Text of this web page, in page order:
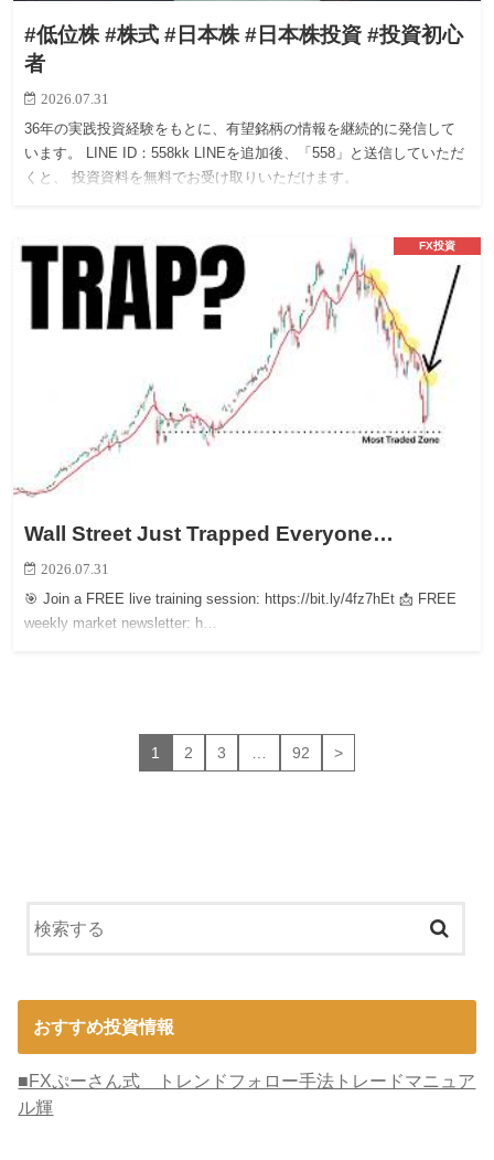
#低位株 #株式 #日本株 #日本株投資 #投資初心
者
2026.07.31
36年の実践投資経験をもとに、有望銘柄の情報を継続的に発信して
います。 LINE ID：558kk LINEを追加後、「558」と送信していただ
くと、 投資資料を無料でお受け取りいただけます。
FX投資
Wall Street Just Trapped Everyone…
2026.07.31
🎯 Join a FREE live training session: https://bit.ly/4fz7hEt 📩 FREE
weekly market newsletter: h…
1 2 3 92 >
おすすめ投資情報
■FXぷーさん式 トレンドフォロー手法トレードマニュア
ル輝